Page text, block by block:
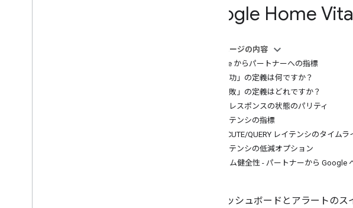
Google Home
このページの内容
Google からパートナーへの指標
「成功」の定義は何ですか？
「失敗」の定義はどれですか？
実行レスポンスの状態のパリティ
レイテンシの指標
EXECUTE/QUERY レイテンシのタイム
レイテンシの低減オプション
システム健全性 - パートナーから Google
このダッシュボードとアラートの